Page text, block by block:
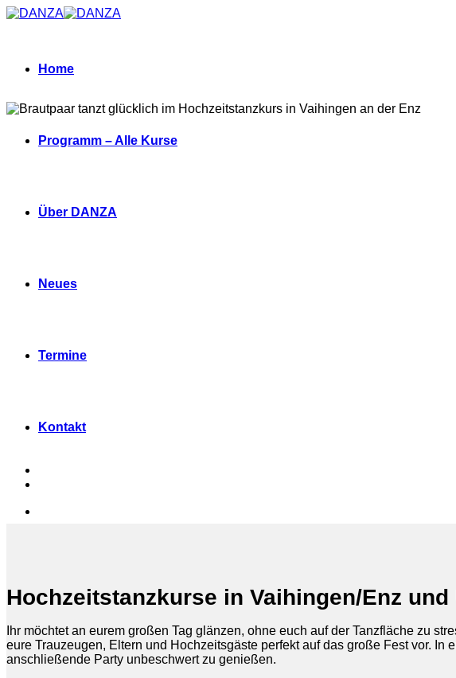
Zum
Home
Programm – Alle Kurse
Über DANZA
Neues
Termine
Kontakt
Hochzeitstanzkurse in Vaihingen/Enz und
Ihr möchtet an eurem großen Tag glänzen, ohne euch auf der Tanzfläche zu
eure Trauzeugen, Eltern und Hochzeitsgäste perfekt auf das große Fest vor.
anschließende Party unbeschwert zu genießen.